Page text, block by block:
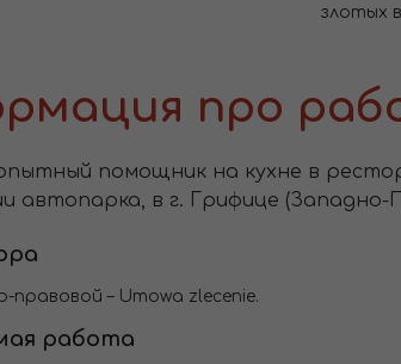
злотых
про
опытный помощник на кухне в
автопарка, в г. Грифице (Западно-
правовой – Umowa zlecenie.
работа